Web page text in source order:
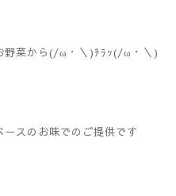
野菜から(/ω・＼)ﾁﾗｯ(/ω・＼)
スのお味でのご提供です